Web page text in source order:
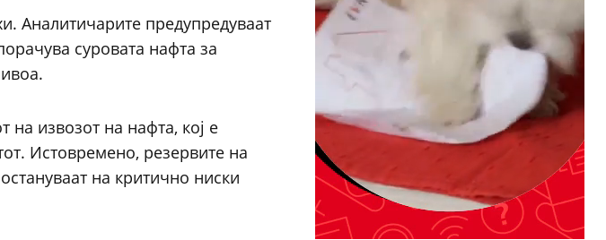
Аналитичарите предупредуваат
суровата нафта за
на извозот на нафта, кој е
Истовремено, резервите на
на критично ниски